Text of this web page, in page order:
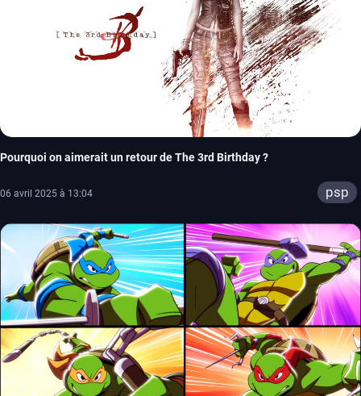
Pourquoi on aimerait un retour de The 3rd Birthday ?
06 avril 2025 à 13:04 psp